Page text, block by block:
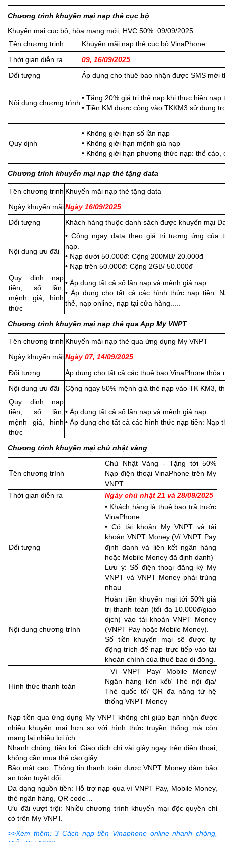
Chương trình khuyến mại nạp thẻ cục bộ
Khuyến mại cục bộ, hòa mạng mới, HVC 50%: 09/09/2025.
Tên chương trinh
Khuyến mãi nạp thẻ cục bộ VinaPhone
Thời gian diễn ra
09, 16/09/2025
Đối tượng
Áp dụng cho thuê bao nhận được SMS mời
Nội dung chương trình
• Tặng 20% giá trị thẻ nạp khi thực hiện
• Tiền KM được cộng vào TKKM3 sử dụng
Quy dịnh
• Không giới hạn số lần nạp
• Không giới hạn mệnh giá nạp
• Không giới hạn phương thức nạp: thể cào,
Chương trình khuyến mại nạp thẻ tặng data
Tên chương trinh Khuyến mãi nạp thẻ tặng data
Ngày khuyến mãiNgày 16/09/2025
Đối tượng
Khách hàng thuộc danh sách được khuyến mại
Nội dung ưu đãi
• Cộng ngay data theo giá trị tương ứng của
nạp.
• Nạp dưới 50.000đ: Cộng 200MB/ 20.000đ
• Nạp trên 50.000đ: Cộng 2GB/ 50.000đ
Quy định nạp
tiền, số lần,
mệnh giá, hình
thức
• Áp dụng tất cả số lần nạp và mệnh giá nạp
• Áp dụng cho tất cả các hình thức nạp tiền:
thẻ, nạp online, nạp tại cửa hàng.....
Chương trình khuyến mại nạp thẻ qua App My VNPT
Tên chương trinh Khuyến mãi nạp thẻ qua ứng dụng My VNPT
Ngày khuyến mãiNgày 07, 14/09/2025
Đối tượng
Áp dụng cho tất cả các thuê bao VinaPhone
Nội dung ưu đãi
Cộng ngay 50% mệnh giá thẻ nạp vào TK KM3,
Quy định nạp
tiền, số lần,
mệnh giá, hình
thức
• Áp dụng tất cả số lần nạp và mệnh giá nạp
• Áp dụng cho tất cả các hình thức nạp tiền: Nạp
Chương trình khuyến mại chủ nhật vàng
Tên chương trình
Chủ Nhật Vàng - Tặng tới 50%
Nạp điện thoại VinaPhone trên My
VNPT
Thời gian diễn ra
Ngày chủ nhật 21 và 28/09/2025
Đối tượng
• Khách hàng là thuê bao trả trước
VinaPhone.
• Có tài khoản My VNPT và tài
khoản VNPT Money (Ví VNPT Pay
định danh và liên kết ngân hàng
hoặc Mobile Money đã định danh)
Lưu ý: Số điện thoại đăng ký My
VNPT và VNPT Money phải trùng
nhau
Nội dung chương trình
Hoàn tiền khuyến mại tới 50% giá
trị thanh toán (tối đa 10.000đ/giao
dịch) vào tài khoản VNPT Money
(VNPT Pay hoặc Mobile Money).
Số tiền khuyến mại sẽ được tự
động trích để nạp trực tiếp vào tài
khoản chính của thuê bao di động.
Hình thức thanh toán
Ví VNPT Pay/ Mobile Money/
Ngân hàng liên kết/ Thẻ nội địa/
Thẻ quốc tế/ QR đa năng từ hệ
thống VNPT Money
Nạp tiền qua ứng dụng My VNPT không chỉ giúp bạn nhận được
nhiều khuyến mại hơn so với hình thức truyền thống mà còn
mang lại nhiều lợi ích:
Nhanh chóng, tiện lợi: Giao dịch chỉ vài giây ngay trên điện thoại,
không cần mua thẻ cào giấy.
Bảo mật cao: Thông tin thanh toán được VNPT Money đảm bảo
an toàn tuyệt đối.
Đa dạng nguồn tiền: Hỗ trợ nạp qua ví VNPT Pay, Mobile Money,
thẻ ngân hàng, QR code…
Ưu đãi vượt trội: Nhiều chương trình khuyến mại độc quyền chỉ
có trên My VNPT.
>>Xem thêm: 3 Cách nạp tiền Vinaphone online nhanh chóng,